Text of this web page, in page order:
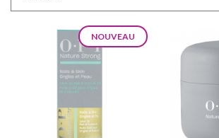
NOUVEAU